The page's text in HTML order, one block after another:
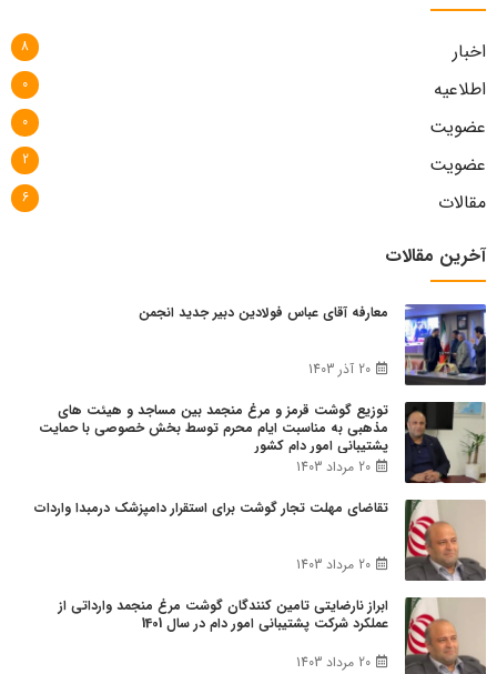
اخبار 8
اطلاعیه 0
عضویت 0
عضویت 2
مقالات 6
آخرین مقالات
معارفه آقای عباس فولادین دبیر جدید انجمن
20 آذر 1403
توزیع گوشت قرمز و مرغ منجمد بین مساجد و هیئت های
مذهبی به مناسبت ایام محرم توسط بخش خصوصی با حمایت
پشتیبانی امور دام کشور
20 مرداد 1403
تقاضای مهلت تجار گوشت برای استقرار دامپزشک درمبدا واردات
20 مرداد 1403
ابراز نارضایتی تامین کنندگان گوشت مرغ منجمد وارداتی از
عملکرد شرکت پشتیبانی امور دام در سال 1401
20 مرداد 1403